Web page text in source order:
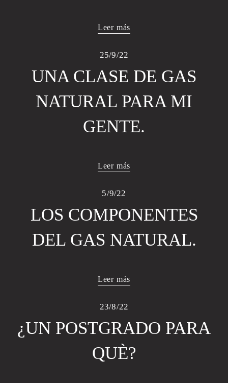
Leer más
25/9/22
UNA CLASE DE GAS
NATURAL PARA MI
GENTE.
Leer más
5/9/22
LOS COMPONENTES
DEL GAS NATURAL.
Leer más
23/8/22
¿UN POSTGRADO PARA
QUÈ?